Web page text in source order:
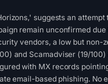
suggests an
remain unconfirmed
vendors, a low but
and Scamadviser (19/
with MX records
email-based phishing. No